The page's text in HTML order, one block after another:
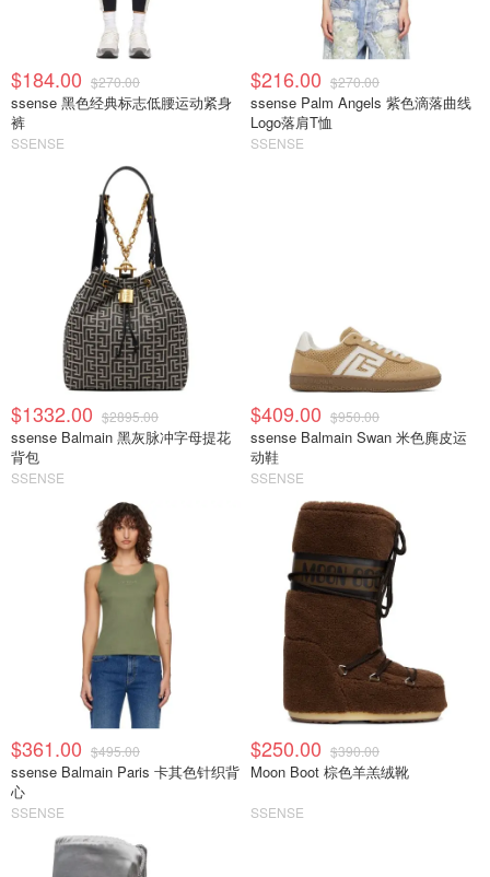
$184.00 $270.00
ssense 黑色经典标志低腰运动紧身
裤
SSENSE
$216.00 $270.00
ssense Palm Angels 紫色滴落曲线
Logo落肩T恤
SSENSE
$1332.00 $2895.00
ssense Balmain 黑灰脉冲字母提花
背包
SSENSE
$409.00 $950.00
ssense Balmain Swan 米色麂皮运
动鞋
SSENSE
$361.00 $495.00
ssense Balmain Paris 卡其色针织背
心
SSENSE
$250.00 $390.00
Moon Boot 棕色羊羔绒靴
SSENSE